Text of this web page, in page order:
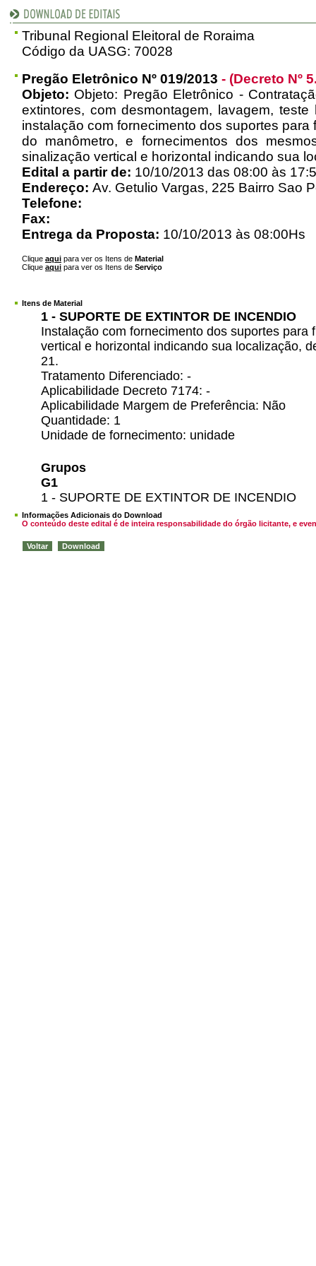
Tribunal Regional Eleitoral de Roraima
Código da UASG: 70028
Pregão Eletrônico Nº 019/2013 - (Decreto Nº
Objeto: Objeto: Pregão Eletrônico -
extintores, com desmontagem, lavagem, teste
instalação com fornecimento dos suportes
do manômetro, e fornecimentos dos
sinalização vertical e horizontal indicando sua
Edital a partir de: 10/10/2013 das 08:00 às
Endereço: Av. Getulio Vargas, 225 Bairro Sao
Telefone:
Fax:
Entrega da Proposta: 10/10/2013 às 08:00Hs
Clique aqui para ver os Itens de Material
Clique aqui para ver os Itens de Serviço
Itens de Material
1 - SUPORTE DE EXTINTOR DE INCENDIO
Instalação com fornecimento dos suportes para
vertical e horizontal indicando sua localização,
21.
Tratamento Diferenciado: -
Aplicabilidade Decreto 7174: -
Aplicabilidade Margem de Preferência: Não
Quantidade: 1
Unidade de fornecimento: unidade
Grupos
G1
1 - SUPORTE DE EXTINTOR DE INCENDIO
Informações Adicionais do Download
O conteúdo deste edital é de inteira responsabilidade do órgão licitante, e